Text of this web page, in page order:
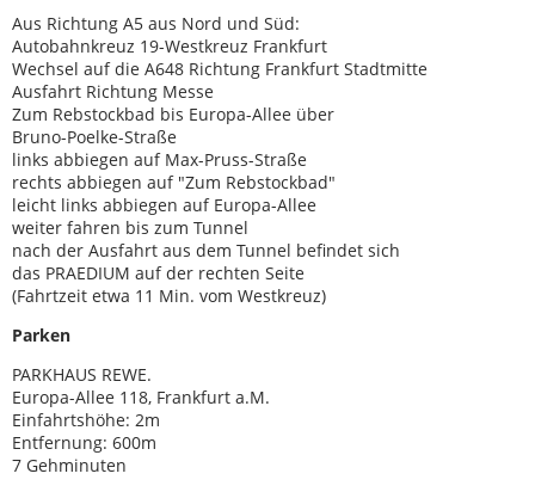
Aus Richtung A5 aus Nord und Süd:
Autobahnkreuz 19-Westkreuz Frankfurt
Wechsel auf die A648 Richtung Frankfurt Stadtmitte
Ausfahrt Richtung Messe
Zum Rebstockbad bis Europa-Allee über
Bruno-Poelke-Straße
links abbiegen auf Max-Pruss-Straße
rechts abbiegen auf "Zum Rebstockbad"
leicht links abbiegen auf Europa-Allee
weiter fahren bis zum Tunnel
nach der Ausfahrt aus dem Tunnel befindet sich
das PRAEDIUM auf der rechten Seite
(Fahrtzeit etwa 11 Min. vom Westkreuz)
Parken
PARKHAUS REWE.
Europa-Allee 118, Frankfurt a.M.
Einfahrtshöhe: 2m
Entfernung: 600m
7 Gehminuten